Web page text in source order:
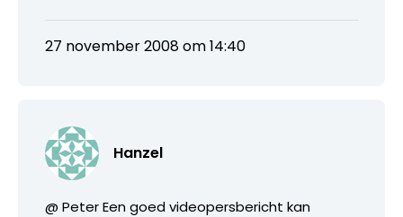
27 november 2008 om 14:40
Hanzel
@ Peter Een goed videopersbericht kan